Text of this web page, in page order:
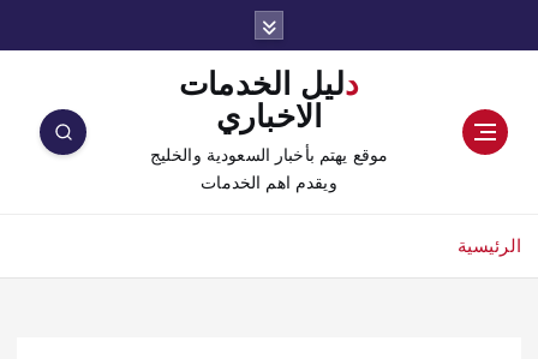
دليل الخدمات
الاخباري
موقع يهتم بأخبار السعودية والخليج
ويقدم اهم الخدمات
الرئيسية